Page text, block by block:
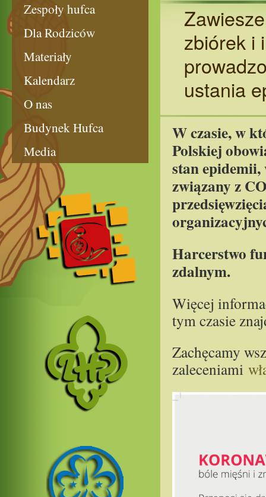
Zespoły hufca
Dla Rodziców
Materiały
Kalendarz
O nas
Budynek Hufca
Media
zbiórek i
ustania
W czasie, w
Polskiej
stan
związany z
Harcerstwo
zdalnym.
Więcej
tym czasie
Zachęcamy
zaleceniami